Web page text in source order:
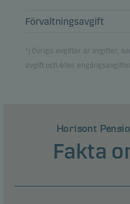
Förvaltningsavgift
*) Övriga avgifter är avgifter,
avgift och/eller
Horisont
Fakta